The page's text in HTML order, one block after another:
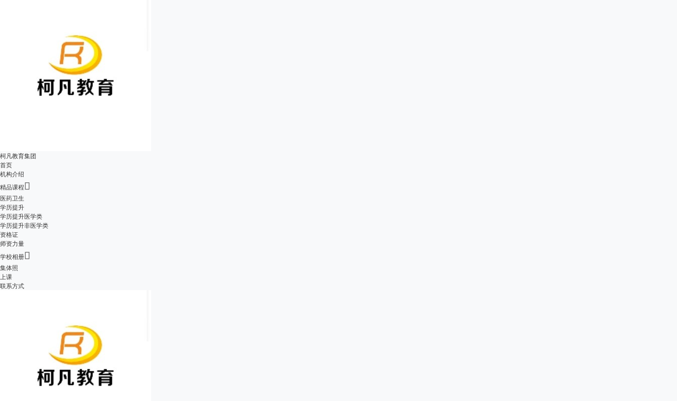
柯凡教育集团
首页
机构介绍
精品课程
医药卫生
学历提升
学历提升医学类
学历提升非医学类
资格证
师资力量
学校相册
集体照
上课
联系方式